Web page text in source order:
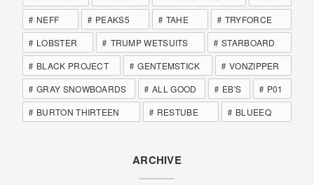
NEFF
PEAKS5 TAHE
TRYFORCE
LOBSTER
TRUMP WETSUITS
STARBOARD
BLACK PROJECT
GENTEMSTICK
VONZIPPER
GRAY SNOWBOARDS
ALL GOOD EB'S
P01
BURTON THIRTEEN
RESTUBE BLUEEQ
ARCHIVE